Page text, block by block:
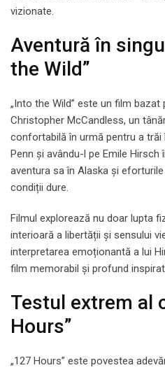
vizionate.
Aventură în
the Wild”
„Into the Wild” este un film bazat
Christopher McCandless, un
confortabilă în urmă pentru a trăi
Penn și avându-l pe Emile Hirsch
aventura sa în Alaska și
condiții dure.
Filmul explorează nu doar lupta
interioară a libertății și sensului
interpretarea emoționantă a lui
film memorabil și profund
Testul extrem al
Hours”
„127 Hours” este povestea